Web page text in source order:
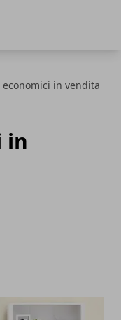
in vendita
in